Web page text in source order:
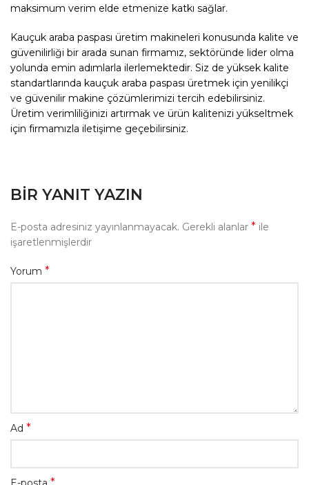
maksimum verim elde etmenize katkı sağlar.
Kauçuk araba paspası üretim makineleri konusunda kalite ve
güvenilirliği bir arada sunan firmamız, sektöründe lider olma
yolunda emin adımlarla ilerlemektedir. Siz de yüksek kalite
standartlarında kauçuk araba paspası üretmek için yenilikçi
ve güvenilir makine çözümlerimizi tercih edebilirsiniz.
Üretim verimliliğinizi artırmak ve ürün kalitenizi yükseltmek
için firmamızla iletişime geçebilirsiniz.
BIR YANIT YAZIN
E-posta adresiniz yayınlanmayacak. Gerekli alanlar * ile
işaretlenmişlerdir
Yorum *
Ad *